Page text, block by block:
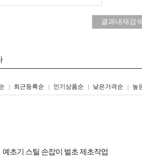
최근등록순 인기상품순 낮은가격순 높
리스트형갤러리형
예초기 스틸 손잡이 벌초 제초작업